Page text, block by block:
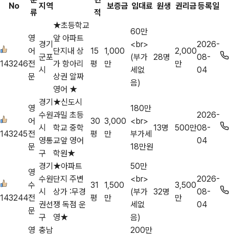
No
류
지역
적
보증금 임대료 원생 권리금등록일
143246
영
어
전
문
경기
군포
시
★초등학교
앞 아파트
단지내 상
가 항아리
상권 알짜
영어 ★
15
평
1,000
만
60만
<br>
(부가
세없
음)
28명
2,000
만
2026-
08-
04
143245
영
어
전
문
경기
수원
시
영통
구
★신도시
과밀 초등
학교 중학
교앞 영어
학원★
30
평
3,000
만
180만
<br>
부가세
18만원
13명 500만
2026-
08-
04
143244
영
수
전
문
경기
수원
시
권선
구
★아파트
단지 주변
상가 :무경
쟁 독점 운
영★
31
평
1,500
만
50만
<br>
(부가
세없
음)
32명
3,500
만
2026-
08-
04
영 충남
200만